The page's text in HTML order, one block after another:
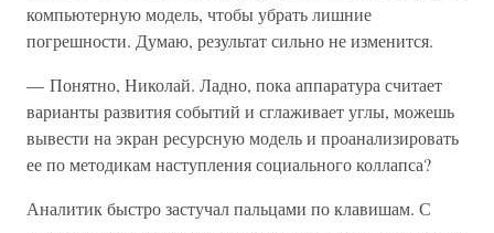
компьютерную модель, чтобы убрать лишние
погрешности. Думаю, результат сильно не изменится.
— Понятно, Николай. Ладно, пока аппаратура считает
варианты развития событий и сглаживает углы, можешь
вывести на экран ресурсную модель и проанализировать
ее по методикам наступления социального коллапса?
Аналитик быстро застучал пальцами по клавишам. С